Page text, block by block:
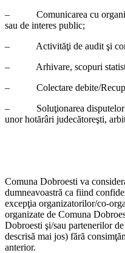
– Comunicarea cu
sau de interes public;
– Activităţi de audit şi
– Arhivare, scopuri
– Colectare debite/
– Soluţionarea disputelor şi
unor hotărâri judecătoreşti,
Comuna Dobroesti va
dumneavoastră ca fiind
excepţia organizatorilor/co-
organizate de Comuna
Dobroesti şi/sau partenerilor
descrisă mai jos) fără
anterior.